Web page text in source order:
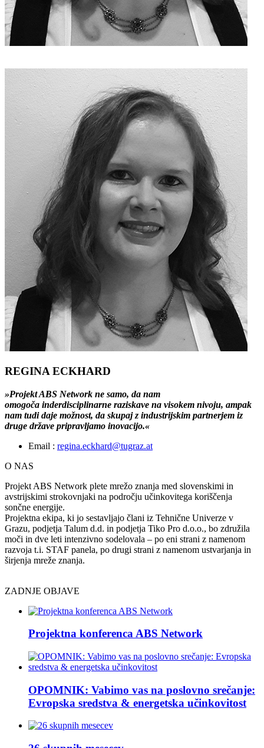
REGINA ECKHARD
»Projekt ABS Network ne samo, da nam
omogoča inderdisciplinarne raziskave na visokem nivoju, ampak
nam tudi daje možnost, da skupaj z industrijskim partnerjem iz
druge države pripravljamo inovacijo.«
Email : regina.eckhard@tugraz.at
O NAS
Projekt ABS Network plete mrežo znanja med slovenskimi in
avstrijskimi strokovnjaki na področju učinkovitega koriščenja
sončne energije.
Projektna ekipa, ki jo sestavljajo člani iz Tehnične Univerze v
Grazu, podjetja Talum d.d. in podjetja Tiko Pro d.o.o., bo združila
moči in dve leti intenzivno sodelovala – po eni strani z namenom
razvoja t.i. STAF panela, po drugi strani z namenom ustvarjanja in
širjenja mreže znanja.
ZADNJE OBJAVE
Projektna konferenca ABS Network
OPOMNIK: Vabimo vas na poslovno srečanje:
Evropska sredstva & energetska učinkovitost